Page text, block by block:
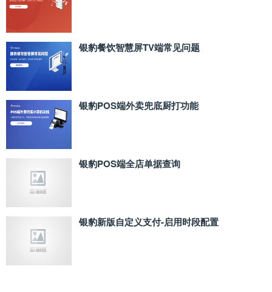
银豹餐饮智慧屏TV端常见问题
银豹POS端外卖兜底厨打功能
银豹POS端全店单据查询
银豹新版自定义支付‑启用时段配置